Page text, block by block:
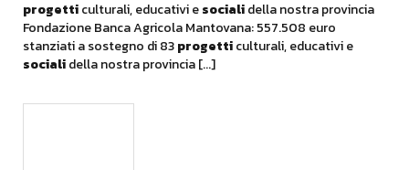
progetticulturali, educativi esocialidella nostra provincia
Fondazione Banca Agricola Mantovana: 557.508 euro
stanziati a sostegno di 83progetticulturali, educativi e
socialidella nostra provincia [...]